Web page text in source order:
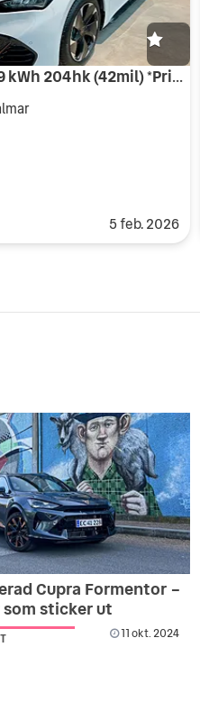
Cupra Born 59 kWh 204hk (42mil) *Privatleasing*
5 feb. 2026
Cupra Formentor –
sticker ut
11 okt. 2024